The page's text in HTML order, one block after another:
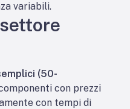
variabili.
(50-
con prezzi
con tempi di